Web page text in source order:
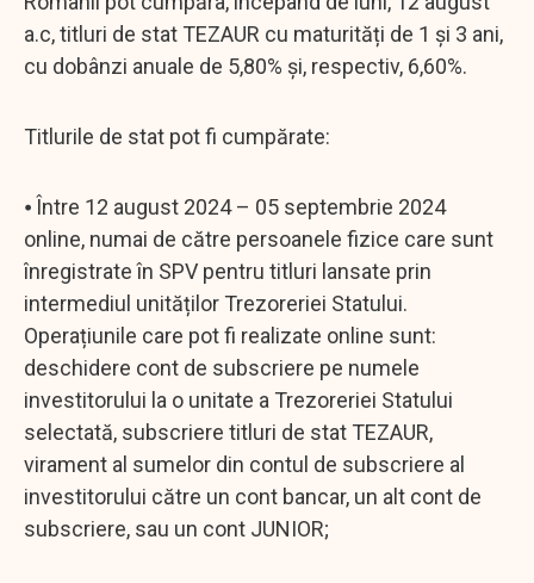
a.c, titluri de stat TEZAUR cu maturități de 1 și 3 ani,
cu dobânzi anuale de 5,80% și, respectiv, 6,60%.
Titlurile de stat pot fi cumpărate:
⦁ Între 12 august 2024 – 05 septembrie 2024
online, numai de către persoanele fizice care sunt
înregistrate în SPV pentru titluri lansate prin
intermediul unităților Trezoreriei Statului.
Operațiunile care pot fi realizate online sunt:
deschidere cont de subscriere pe numele
investitorului la o unitate a Trezoreriei Statului
selectată, subscriere titluri de stat TEZAUR,
virament al sumelor din contul de subscriere al
investitorului către un cont bancar, un alt cont de
subscriere, sau un cont JUNIOR;